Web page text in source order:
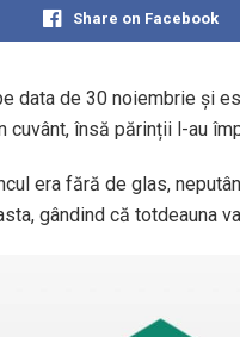
Share on Facebook
data de 30 noiembrie și
cuvânt, însă părinții l-au
era fără de glas,
gândind că totdeauna